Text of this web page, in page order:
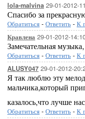
lola-malvina 29-01-2012-
Спасибо за
Обратиться - Ответить - К
Кравлена 29-01-2012-
Замечательная
Обратиться - Ответить - К
ALUSY047 29-01-2012-
Я так люблю эту
мальчика,который
казалось,что лучше
Обратиться - Ответить - К